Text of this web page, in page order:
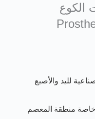
الكوع
لليد والأصبع
منطقة المعصم